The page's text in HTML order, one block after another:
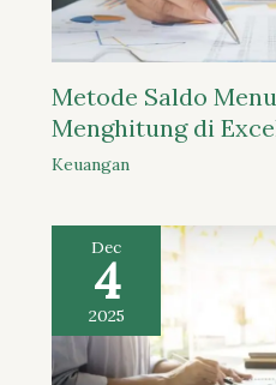
Metode Saldo
Menghitung di
Keuangan
Dec
4
2025